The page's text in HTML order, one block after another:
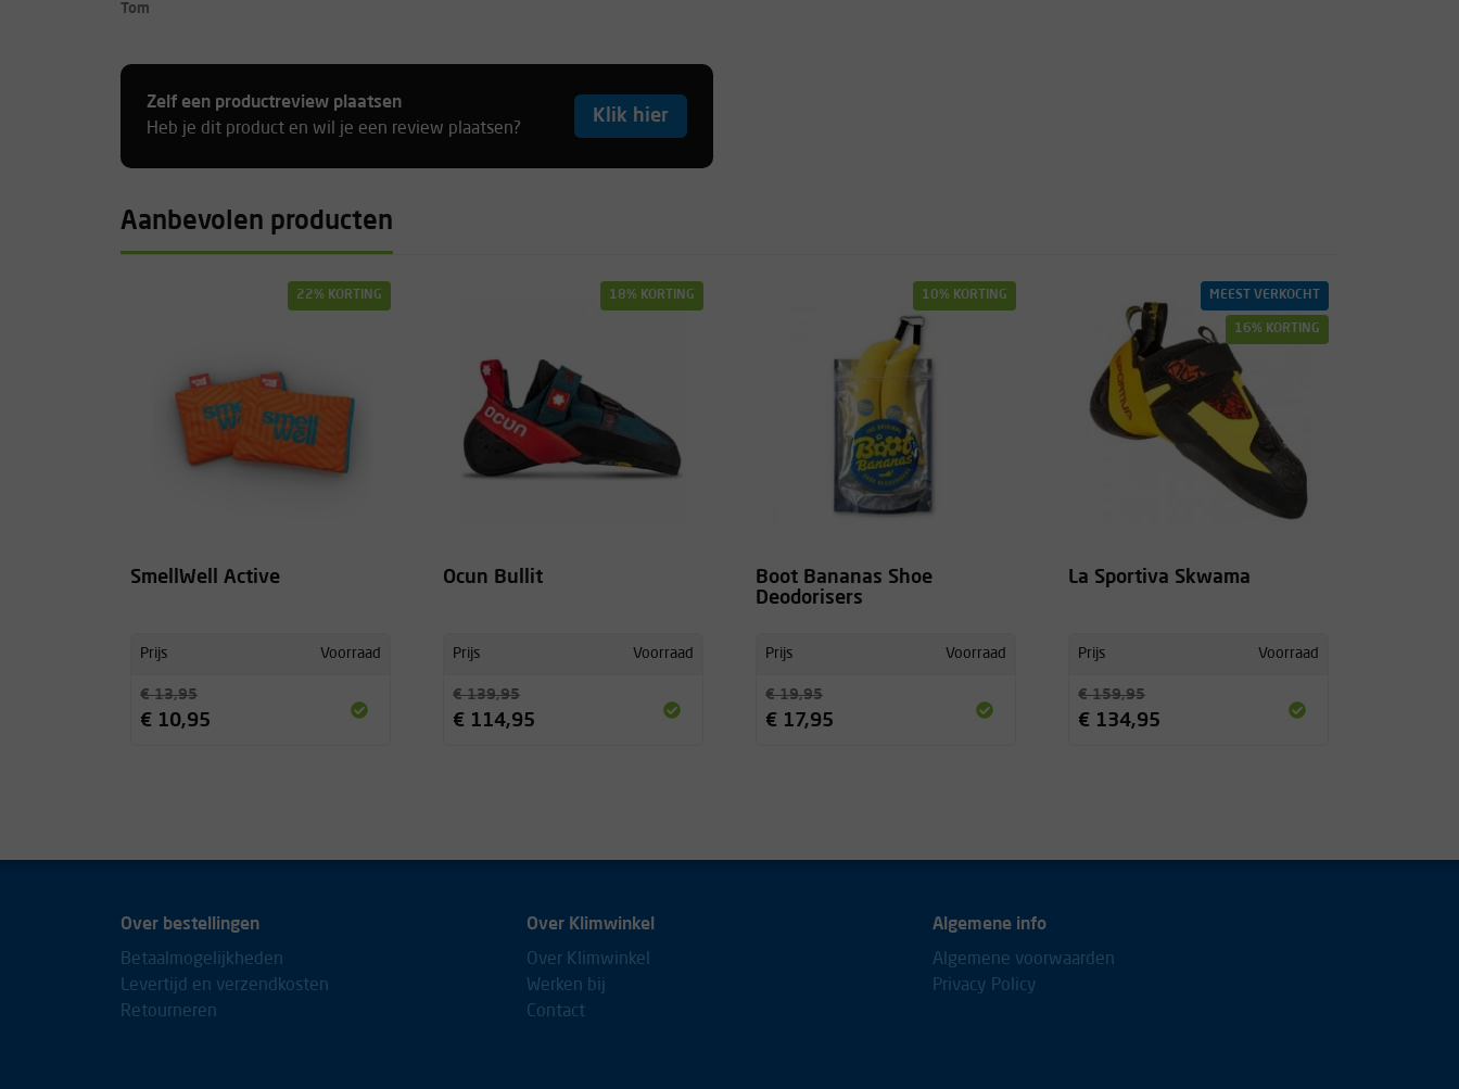
Tom
Zelf een productreview plaatsen
Heb je dit product en wil je een review plaatsen?
Klik hier
Aanbevolen producten
22% KORTING
SmellWell Active
Prijs Voorraad
€ 13,95
€ 10,95
18% KORTING
Ocun Bullit
Prijs Voorraad
€ 139,95
€ 114,95
10% KORTING
Boot Bananas Shoe
Deodorisers
Prijs Voorraad
€ 19,95
€ 17,95
MEEST VERKOCHT
16% KORTING
La Sportiva Skwama
Prijs Voorraad
€ 159,95
€ 134,95
Over bestellingen
Betaalmogelijkheden
Levertijd en verzendkosten
Retourneren
Over Klimwinkel
Over Klimwinkel
Werken bij
Contact
Algemene info
Algemene voorwaarden
Privacy Policy